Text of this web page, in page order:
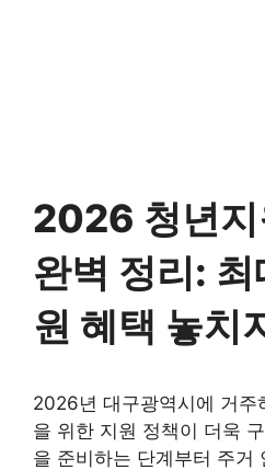
2026 청년지
완벽 정리:
원 혜택 놓치
2026년 대구광역시에 거주
을 위한 지원 정책이 더욱
을 준비하는 단계부터 주거